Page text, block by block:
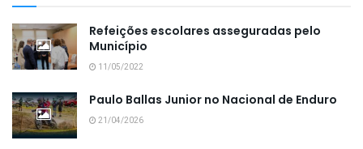
Refeições escolares asseguradas pelo
Município
11/05/2022
Paulo Ballas Junior no Nacional de Enduro
21/04/2026